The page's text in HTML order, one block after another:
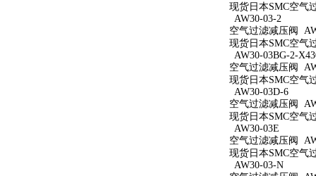
现货日本SMC空气
AW30-03-2
空气过滤减压阀
现货日本SMC空气
AW30-03BG-2-
空气过滤减压阀
现货日本SMC空气
AW30-03D-6
空气过滤减压阀
现货日本SMC空气
AW30-03E
空气过滤减压阀
现货日本SMC空气
AW30-03-N